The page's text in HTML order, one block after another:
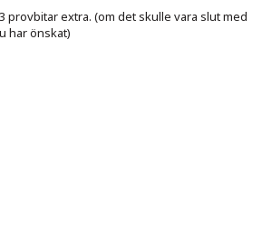
provbitar extra. (om det skulle vara slut med
har önskat)